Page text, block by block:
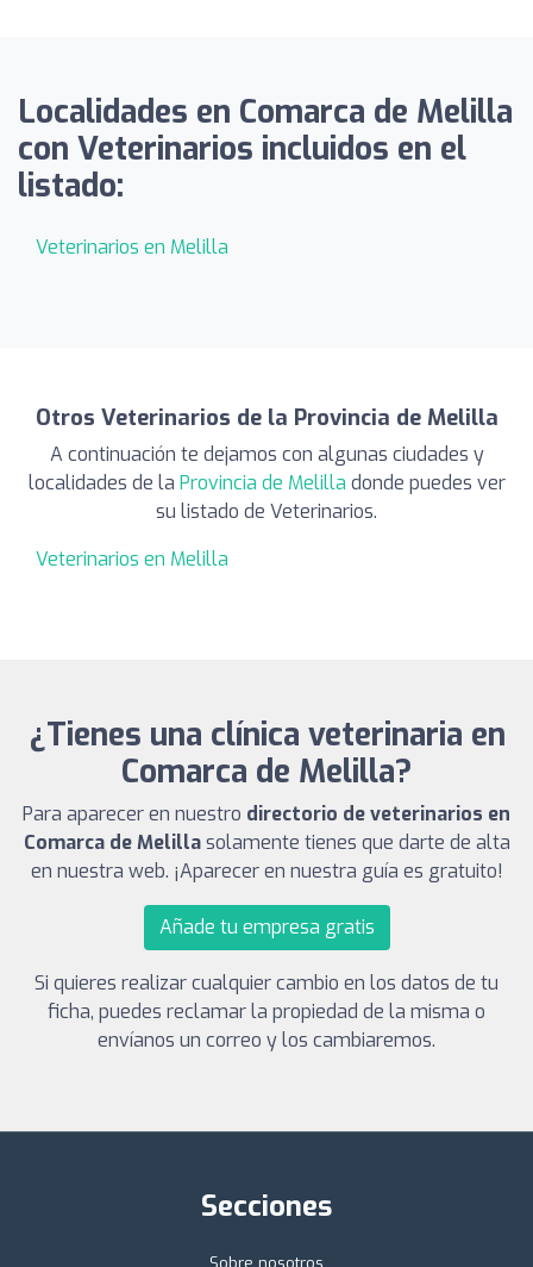
Localidades en Comarca de Melilla
con Veterinarios incluidos en el
listado:
Veterinarios en Melilla
Otros Veterinarios de la Provincia de Melilla
A continuación te dejamos con algunas ciudades y
localidades de la Provincia de Melilla donde puedes ver
su listado de Veterinarios.
Veterinarios en Melilla
¿Tienes una clínica veterinaria en
Comarca de Melilla?
Para aparecer en nuestro directorio de veterinarios en
Comarca de Melillasolamente tienes que darte de alta
en nuestra web. ¡Aparecer en nuestra guía es gratuito!
Añade tu empresa gratis
Si quieres realizar cualquier cambio en los datos de tu
ficha, puedes reclamar la propiedad de la misma o
envíanos un correo y los cambiaremos.
Secciones
Sobre nosotros